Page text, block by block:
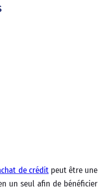
de créditpeut être une
un seul afin de bénéficier